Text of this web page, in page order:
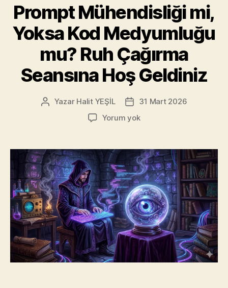
Prompt Mühendisliği mi,
Yoksa Kod Medyumluğu
mu? Ruh Çağırma
Seansına Hoş Geldiniz
Yazının
Yazar Halit YEŞİL
Yazı
tarihi
31 Mart 2026
Yorum yokPrompt
Yoksa
Kod
Medyumluğu
mu?
Ruh
Çağırma
Seansına
Hoş
Geldiniz